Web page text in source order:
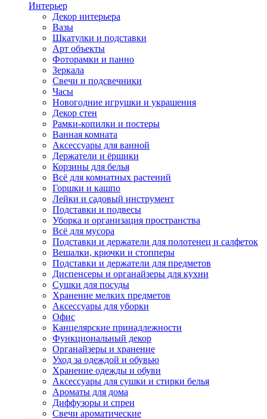
Интерьер
Декор интерьера
Вазы
Шкатулки и подставки
Арт объекты
Фоторамки и панно
Зеркала
Свечи и подсвечники
Часы
Новогодние игрушки и украшения
Декор стен
Рамки-копилки и постеры
Ванная комната
Аксессуары для ванной
Держатели и ёршики
Корзины для белья
Всё для комнатных растений
Горшки и кашпо
Лейки и садовый инструмент
Подставки и подвесы
Уборка и организация пространства
Всё для мусора
Подставки и держатели для полотенец и салфеток
Вешалки, крючки и стопперы
Подставки и держатели для предметов
Диспенсеры и органайзеры для кухни
Сушки для посуды
Хранение мелких предметов
Аксессуары для уборки
Офис
Канцелярские принадлежности
Функциональный декор
Органайзеры и хранение
Уход за одеждой и обувью
Хранение одежды и обуви
Аксессуары для сушки и стирки белья
Ароматы для дома
Диффузоры и спреи
Свечи ароматические